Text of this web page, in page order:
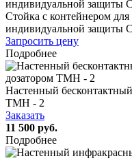
Стойка с контейнером
индивидуальной защиты
Запросить цену
Подробнее
Настенный
ТМН - 2
Заказать
11 500 руб.
Подробнее